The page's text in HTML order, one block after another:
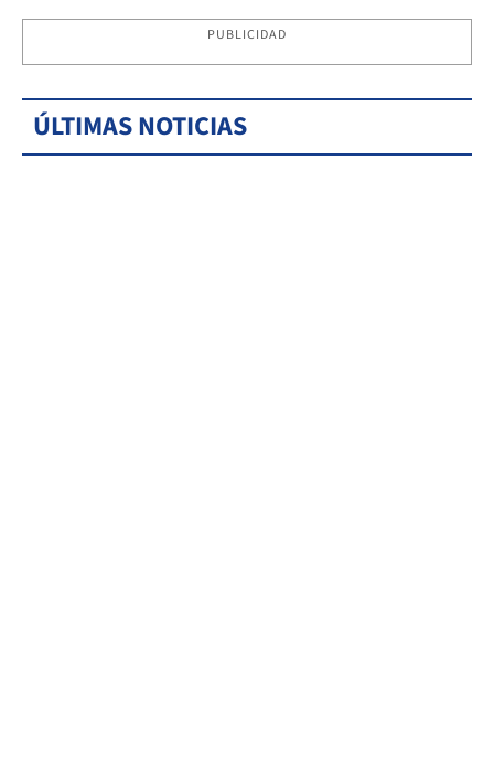
PUBLICIDAD
ÚLTIMAS NOTICIAS